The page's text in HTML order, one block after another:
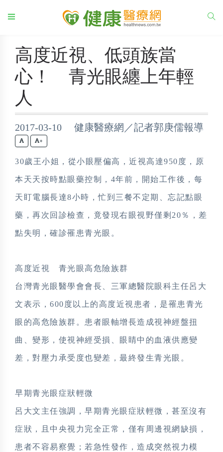
高度近視、低頭族當
心！ 青光眼纏上年輕
人
2017-03-10 健康醫療網／記者郭庚儒報導
+
30歲王小姐，從小眼壓偏高，近視高達950度，原
本天天按時點眼藥控制，4年前，開始工作後，每
天盯電腦長達8小時，忙到三餐不定期、忘記點眼
藥，再次回診檢查，竟發現右眼視野僅剩20％，差
點失明，確診罹患青光眼。
高度近視 青光眼高危險族群
台灣青光眼醫學會會長、三軍總醫院眼科主任呂大
文表示，600度以上的高度近視患者，是罹患青光
眼的高危險族群。患者眼軸增長造成視神經盤扭
曲、變形，使視神經受損、眼睛中的血液供應變
差，對壓力承受度也變差，最終發生青光眼。
早期青光眼症狀輕微
呂大文主任強調，早期青光眼症狀輕微，甚至沒有
症狀，且中央視力完全正常，僅有周邊視網缺損，
患者不容易察覺；若急性發作，造成突然視力模